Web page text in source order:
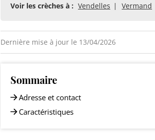
Voir les crèches à : Vendelles Vermand
Dernière mise à jour le 13/04/2026
Sommaire
Adresse et contact
Caractéristiques